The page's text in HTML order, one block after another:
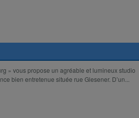
» vous propose un agréable et lumineux studio
bien entretenue située rue Glesener. D’un...